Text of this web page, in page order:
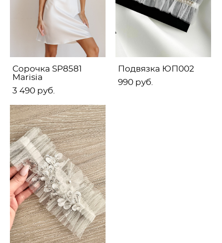
Сорочка SP8581
Marisia
3 490 pуб.
Подвязка ЮП002
990 pуб.